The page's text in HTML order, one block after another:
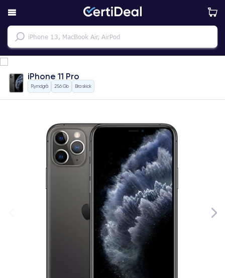
iPhone 11 Pro
Rymdgrå 256 Gb Bra skick